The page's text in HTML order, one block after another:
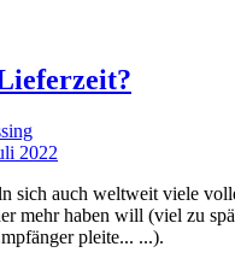
2022
sich auch weltweit viele
mehr haben will (viel zu
pleite... ...).